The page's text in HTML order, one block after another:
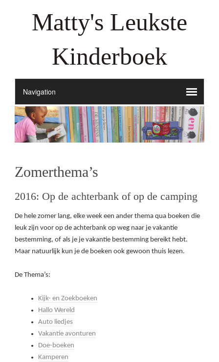
Matty's Leukste
Kinderboek
Zomerthema’s
2016: Op de achterbank of op de camping
De hele zomer lang, elke week een ander thema qua boeken die
leuk zijn voor op de achterbank op weg naar je vakantie
bestemming, of als je je vakantie bestemming bereikt hebt.
Maar natuurlijk kun je de boeken ook gewoon thuis lezen.
De Thema’s:
Kijk- en Zoekboeken
Hallo Wereld
Auto liedjes
Vakantie avonturen
Doe-boeken
Kamperen